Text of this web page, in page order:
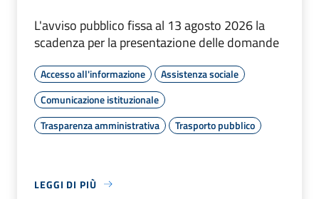
L'avviso pubblico fissa al 13 agosto 2026 la
scadenza per la presentazione delle domande
Accesso all'informazione
Assistenza sociale
Comunicazione istituzionale
Trasparenza amministrativa
Trasporto pubblico
LEGGI DI PIÙ